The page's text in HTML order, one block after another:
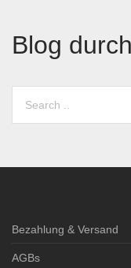
Blog
Bezahlung & Versand
AGBs